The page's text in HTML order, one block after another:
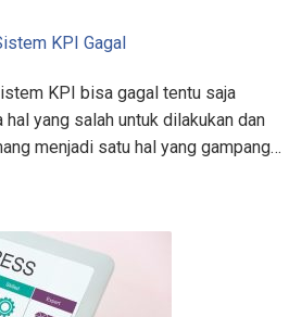
KPI Gagal
KPI bisa gagal tentu saja
hal yang salah untuk dilakukan dan
menjadi satu hal yang gampang…